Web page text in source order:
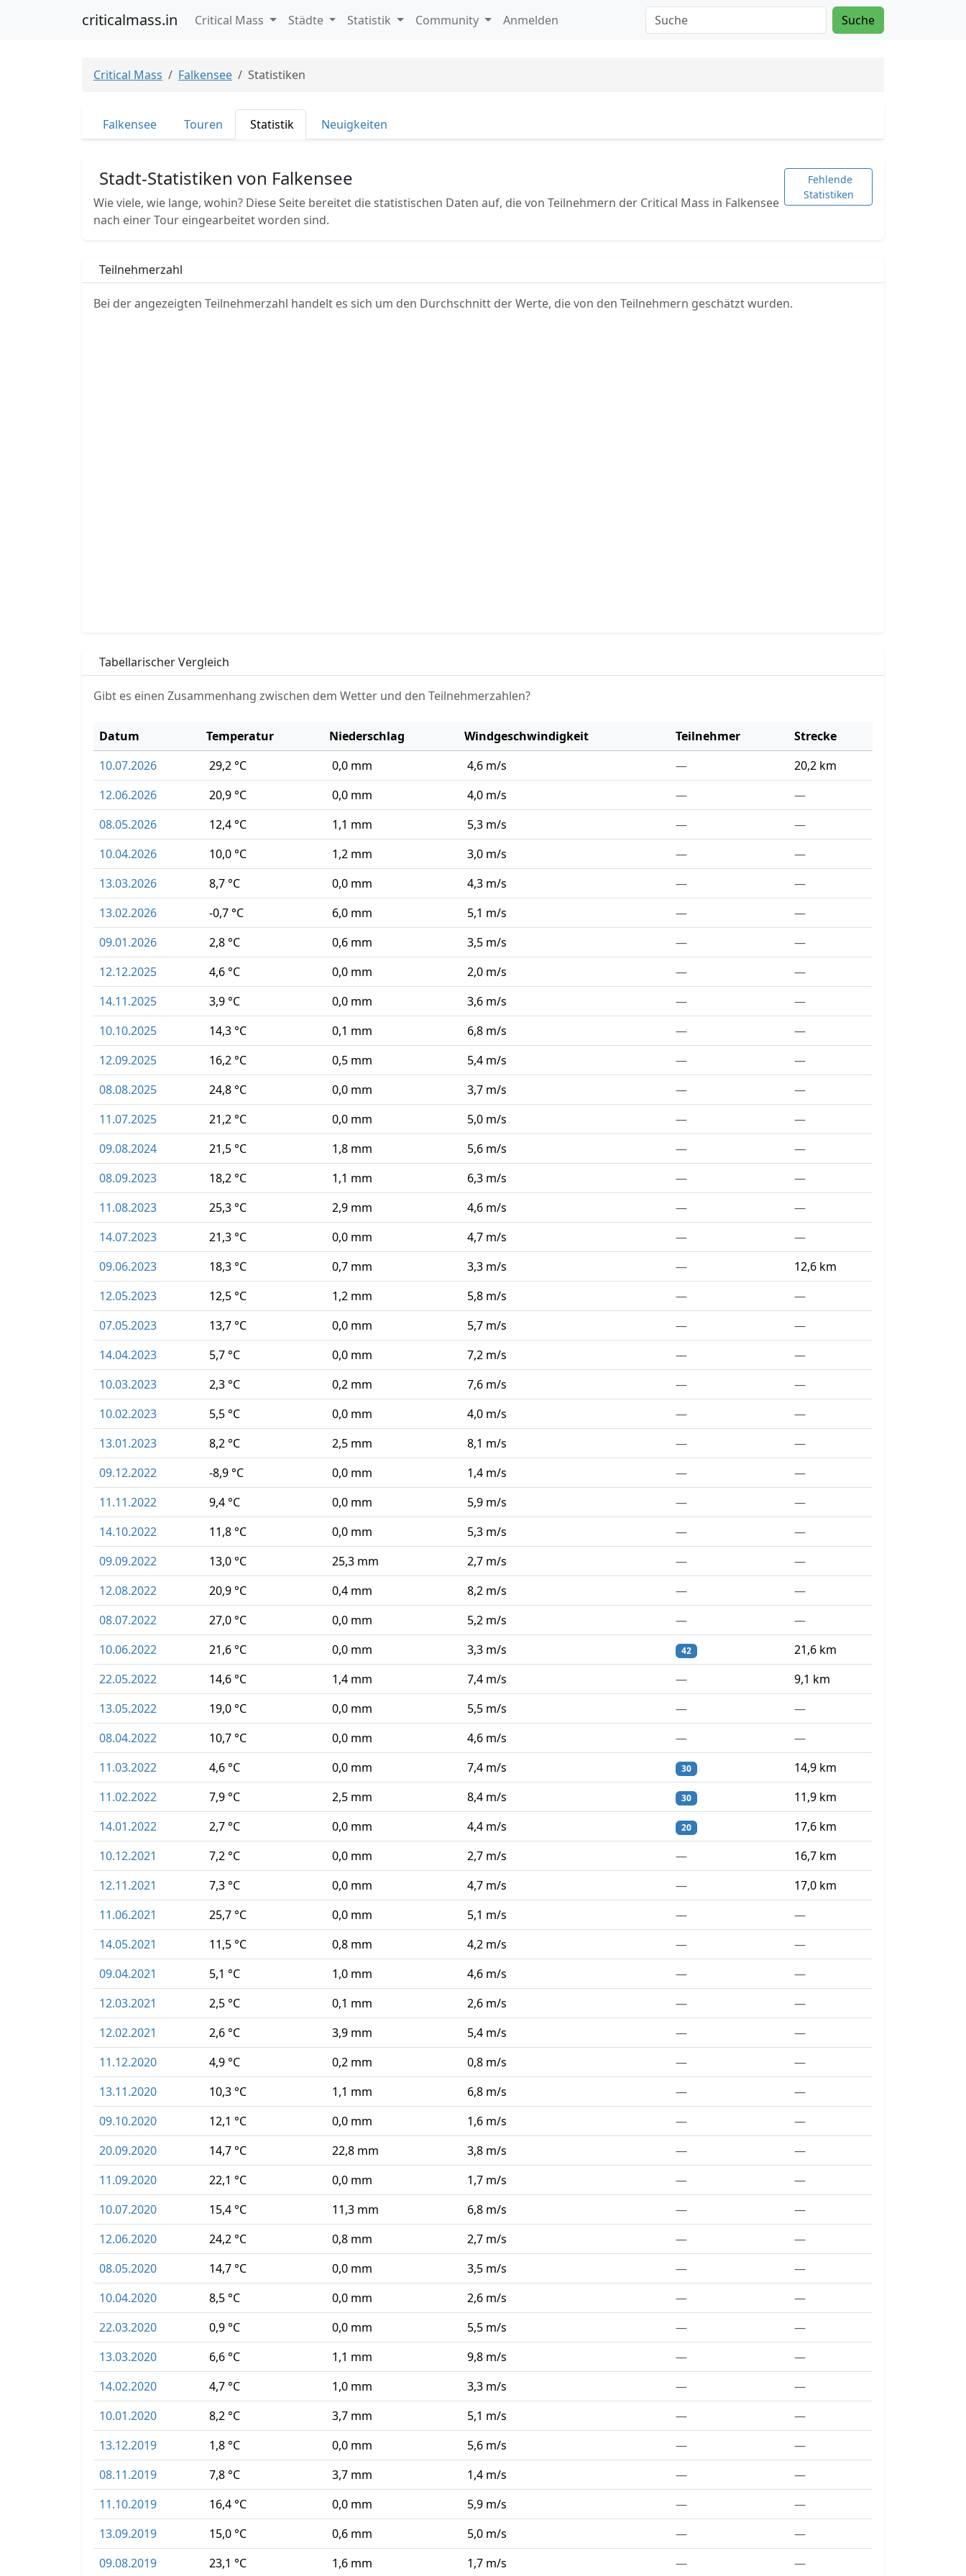
criticalmass.in Critical Mass Städte Statistik Community Anmelden Suche
Critical Mass Falkensee Statistiken
Falkensee Touren Statistik Neuigkeiten
Stadt-Statistiken von Falkensee
Wie viele, wie lange, wohin? Diese Seite bereitet die statistischen Daten auf, die von Teilnehmern der Critical Mass in Falkensee
nach einer Tour eingearbeitet worden sind.
Fehlende
Statistiken
Teilnehmerzahl
Bei der angezeigten Teilnehmerzahl handelt es sich um den Durchschnitt der Werte, die von den Teilnehmern geschätzt wurden.
Tabellarischer Vergleich
Gibt es einen Zusammenhang zwischen dem Wetter und den Teilnehmerzahlen?
Datum Temperatur Niederschlag Windgeschwindigkeit Teilnehmer
Strecke
10.07.2026
29,2 °C 0,0 mm 4,6 m/s —
20,2 km
12.06.2026
20,9 °C 0,0 mm 4,0 m/s —
—
08.05.2026
12,4 °C 1,1 mm 5,3 m/s —
—
10.04.2026
10,0 °C 1,2 mm 3,0 m/s —
—
13.03.2026
8,7 °C 0,0 mm 4,3 m/s —
—
13.02.2026
-0,7 °C 6,0 mm 5,1 m/s —
—
09.01.2026
2,8 °C 0,6 mm 3,5 m/s —
—
12.12.2025
4,6 °C 0,0 mm 2,0 m/s —
—
14.11.2025
3,9 °C 0,0 mm 3,6 m/s —
—
10.10.2025
14,3 °C 0,1 mm 6,8 m/s —
—
12.09.2025
16,2 °C 0,5 mm 5,4 m/s —
—
08.08.2025
24,8 °C 0,0 mm 3,7 m/s —
—
11.07.2025
21,2 °C 0,0 mm 5,0 m/s —
—
09.08.2024
21,5 °C 1,8 mm 5,6 m/s —
—
08.09.2023
18,2 °C 1,1 mm 6,3 m/s —
—
11.08.2023
25,3 °C 2,9 mm 4,6 m/s —
—
14.07.2023
21,3 °C 0,0 mm 4,7 m/s —
—
09.06.2023
18,3 °C 0,7 mm 3,3 m/s —
12,6 km
12.05.2023
12,5 °C 1,2 mm 5,8 m/s —
—
07.05.2023
13,7 °C 0,0 mm 5,7 m/s —
—
14.04.2023
5,7 °C 0,0 mm 7,2 m/s —
—
10.03.2023
2,3 °C 0,2 mm 7,6 m/s —
—
10.02.2023
5,5 °C 0,0 mm 4,0 m/s —
—
13.01.2023
8,2 °C 2,5 mm 8,1 m/s —
—
09.12.2022
-8,9 °C 0,0 mm 1,4 m/s —
—
11.11.2022
9,4 °C 0,0 mm 5,9 m/s —
—
14.10.2022
11,8 °C 0,0 mm 5,3 m/s —
—
09.09.2022
13,0 °C 25,3 mm 2,7 m/s —
—
12.08.2022
20,9 °C 0,4 mm 8,2 m/s —
—
08.07.2022
27,0 °C 0,0 mm 5,2 m/s —
—
10.06.2022
21,6 °C 0,0 mm 3,3 m/s 42
21,6 km
22.05.2022
14,6 °C 1,4 mm 7,4 m/s —
9,1 km
13.05.2022
19,0 °C 0,0 mm 5,5 m/s —
—
08.04.2022
10,7 °C 0,0 mm 4,6 m/s —
—
11.03.2022
4,6 °C 0,0 mm 7,4 m/s 30
14,9 km
11.02.2022
7,9 °C 2,5 mm 8,4 m/s 30
11,9 km
14.01.2022
2,7 °C 0,0 mm 4,4 m/s 20
17,6 km
10.12.2021
7,2 °C 0,0 mm 2,7 m/s —
16,7 km
12.11.2021
7,3 °C 0,0 mm 4,7 m/s —
17,0 km
11.06.2021
25,7 °C 0,0 mm 5,1 m/s —
—
14.05.2021
11,5 °C 0,8 mm 4,2 m/s —
—
09.04.2021
5,1 °C 1,0 mm 4,6 m/s —
—
12.03.2021
2,5 °C 0,1 mm 2,6 m/s —
—
12.02.2021
2,6 °C 3,9 mm 5,4 m/s —
—
11.12.2020
4,9 °C 0,2 mm 0,8 m/s —
—
13.11.2020
10,3 °C 1,1 mm 6,8 m/s —
—
09.10.2020
12,1 °C 0,0 mm 1,6 m/s —
—
20.09.2020
14,7 °C 22,8 mm 3,8 m/s —
—
11.09.2020
22,1 °C 0,0 mm 1,7 m/s —
—
10.07.2020
15,4 °C 11,3 mm 6,8 m/s —
—
12.06.2020
24,2 °C 0,8 mm 2,7 m/s —
—
08.05.2020
14,7 °C 0,0 mm 3,5 m/s —
—
10.04.2020
8,5 °C 0,0 mm 2,6 m/s —
—
22.03.2020
0,9 °C 0,0 mm 5,5 m/s —
—
13.03.2020
6,6 °C 1,1 mm 9,8 m/s —
—
14.02.2020
4,7 °C 1,0 mm 3,3 m/s —
—
10.01.2020
8,2 °C 3,7 mm 5,1 m/s —
—
13.12.2019
1,8 °C 0,0 mm 5,6 m/s —
—
08.11.2019
7,8 °C 3,7 mm 1,4 m/s —
—
11.10.2019
16,4 °C 0,0 mm 5,9 m/s —
—
13.09.2019
15,0 °C 0,6 mm 5,0 m/s —
—
09.08.2019
23,1 °C 1,6 mm 1,7 m/s — —